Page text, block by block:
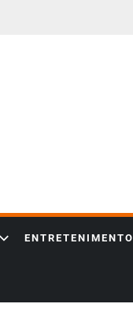
ENTRETENIMENTO